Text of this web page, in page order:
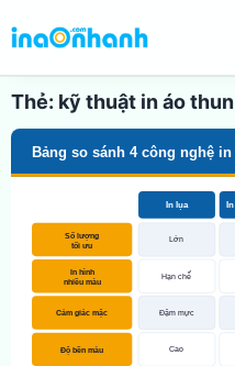
Thẻ: kỹ thuật in áo thun